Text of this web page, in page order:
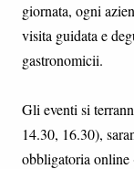
giornata, ogni
visita guidata e
gastronomicii.
Gli eventi si
14.30, 16.30),
obbligatoria online